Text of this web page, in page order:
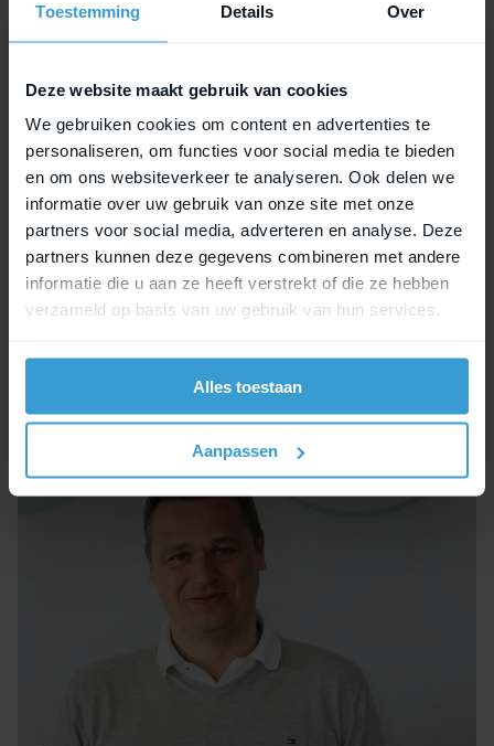
Toestemming Details Over
Deze website maakt gebruik van cookies
We gebruiken cookies om content en advertenties te
personaliseren, om functies voor social media te bieden
en om ons websiteverkeer te analyseren. Ook delen we
informatie over uw gebruik van onze site met onze
partners voor social media, adverteren en analyse. Deze
partners kunnen deze gegevens combineren met andere
informatie die u aan ze heeft verstrekt of die ze hebben
verzameld op basis van uw gebruik van hun services.
Alles toestaan
Aanpassen